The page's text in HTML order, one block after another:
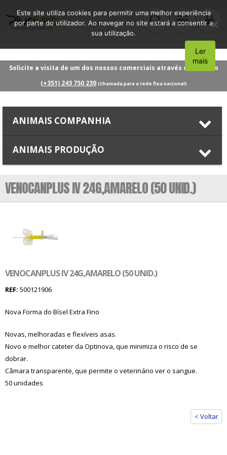
Solicite a visita de um dos nossos comerciais através do número
(+351) 243 750 230 (Chamada para a rede fixa nacional)
ANIMAIS COMPANHIA
ANIMAIS PRODUÇÃO
VENOCANPLUS IV 24G,AMARELO (50 UNID.)
VENOCANPLUS IV 24G,AMARELO (50 UNID.)
REF: 500121906
Nova Forma do Bísel Extra Fino
Novas, melhoradas e flexíveis asas.
Novo e melhor cateter da Optinova, que minimiza o risco de se
dobrar.
Câmara transparente, que permite o veterinário ver o sangue.
50 unidades
< Voltar
Este site utiliza cookies para permitir uma melhor experiência
por parte do utilizador. Ao navegar no site estará a consentir a
sua utilização.
Aceito
Ler
mais